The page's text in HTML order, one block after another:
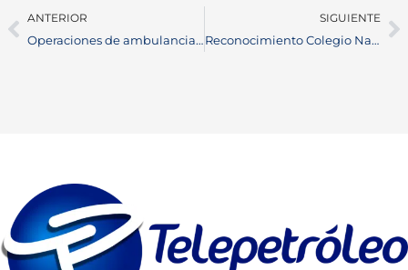
ANTERIOR
Operaciones de ambulancias en Barrancabermeja: revisiones, cambios y nuevo sistema SEM
SIGUIENTE
Reconocimiento Colegio Nacional de Psicólogos destaca proyecto de Barrancabermeja en 2025